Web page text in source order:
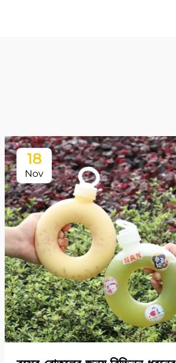
18
Nov